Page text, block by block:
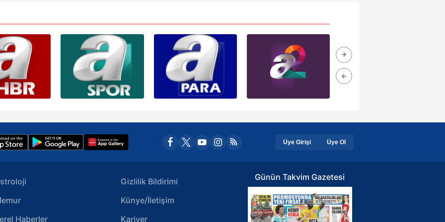
Üye Girişi Üye Ol
Haberler
Gizlilik Bildirimi
Künye/İletişim
Kariyer
Günün Takvim Gazetesi